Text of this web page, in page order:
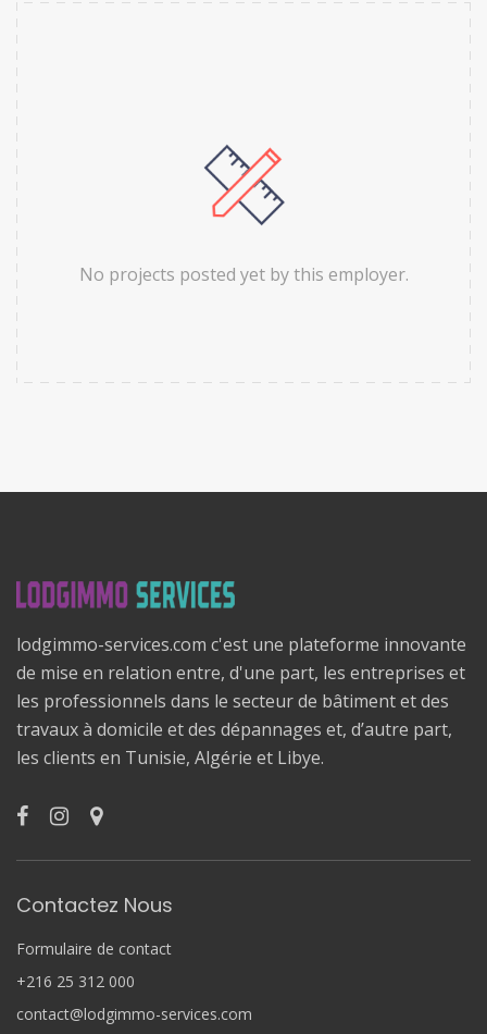
No projects posted yet by this employer.
lodgimmo-services.com c'est une plateforme innovante
de mise en relation entre, d'une part, les entreprises et
les professionnels dans le secteur de bâtiment et des
travaux à domicile et des dépannages et, d’autre part,
les clients en Tunisie, Algérie et Libye.
Contactez Nous
Formulaire de contact
+216 25 312 000
contact@lodgimmo-services.com